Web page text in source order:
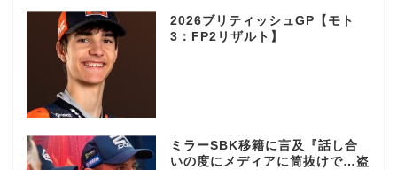
2026ブリティッシュGP【モト
3：FP2リザルト】
ミラーSBK移籍に言及『話し合
いの度にメディアに筒抜けで…盗